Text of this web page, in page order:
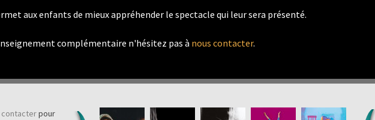
aux enfants de mieux appréhender le spectacle qui leur sera présenté.
complémentaire n'hésitez pas à nous contacter.
contacterpour